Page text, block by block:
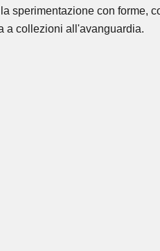
sperimentazione con forme,
a collezioni all'avanguardia.